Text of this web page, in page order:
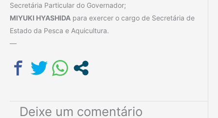
Secretária Particular do Governador;
MIYUKI HYASHIDA para exercer o cargo de Secretária de
Estado da Pesca e Aquicultura.
—
Deixe um comentário